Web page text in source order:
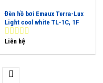
Đèn hồ bơi Emaux Terra-Lux
Light cool white TL-1C, 1F
0
5
Liên hệ